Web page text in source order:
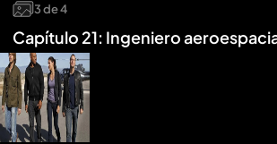
3de4
Capítulo 21: Ingeniero